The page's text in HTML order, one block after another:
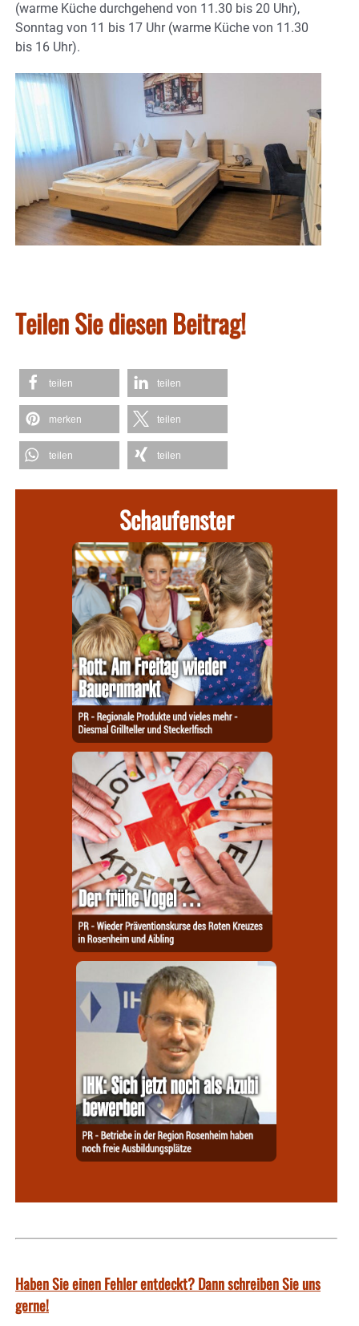
(warme Küche durchgehend von 11.30 bis 20 Uhr),
Sonntag von 11 bis 17 Uhr (warme Küche von 11.30
bis 16 Uhr).
Teilen Sie diesen Beitrag!
teilen teilen
merken teilen
teilen teilen
Schaufenster
Haben Sie einen Fehler entdeckt? Dann schreiben Sie uns
gerne!